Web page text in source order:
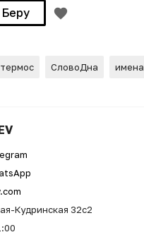
Беру
термос СловоДна имена
Кудринская 32с2